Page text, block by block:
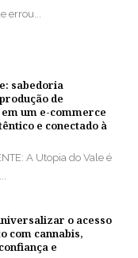
errou...
sabedoria
de
um e-commerce
e conectado à
A Utopia do Vale é
o acesso
com cannabis,
e